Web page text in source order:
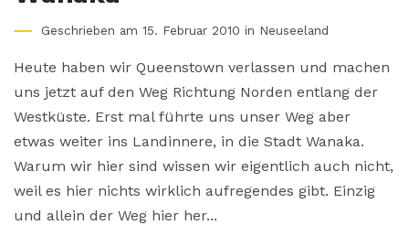
Geschrieben am 15. Februar 2010 in Neuseeland
Heute haben wir Queenstown verlassen und machen
uns jetzt auf den Weg Richtung Norden entlang der
Westküste. Erst mal führte uns unser Weg aber
etwas weiter ins Landinnere, in die Stadt Wanaka.
Warum wir hier sind wissen wir eigentlich auch nicht,
weil es hier nichts wirklich aufregendes gibt. Einzig
und allein der Weg hier her...